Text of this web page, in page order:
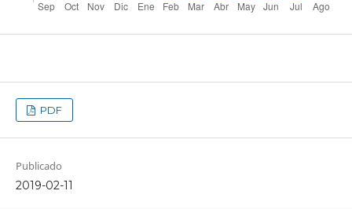
PDF
Publicado
2019-02-11